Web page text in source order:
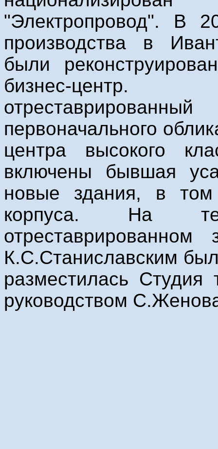
"Электропровод". В
производства в
были
бизнес-
первоначального
центра высокого
включены бывшая
новые здания, в
корпуса. На
К.С.Станиславским
разместилась Студия
руководством